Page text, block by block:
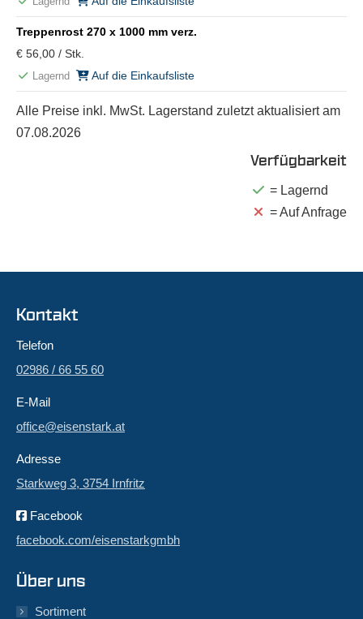
Treppenrost 270 x 1000 mm verz.
€ 56,00 / Stk.
Lagernd Auf die Einkaufsliste
Alle Preise inkl. MwSt. Lagerstand zuletzt aktualisiert am
07.08.2026
Verfügbarkeit
= Lagernd
= Auf Anfrage
Kontakt
Telefon
02986 / 66 55 60
E-Mail
office@eisenstark.at
Adresse
Starkweg 3, 3754 Irnfritz
Facebook
facebook.com/eisenstarkgmbh
Über uns
Sortiment